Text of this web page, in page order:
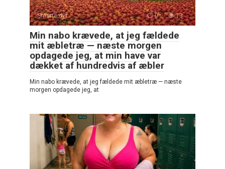
Smarte dyr 0 13
Min nabo krævede, at jeg fældede
mit æbletræ — næste morgen
opdagede jeg, at min have var
dækket af hundredvis af æbler
Min nabo krævede, at jeg fældede mit æbletræ — næste
morgen opdagede jeg, at